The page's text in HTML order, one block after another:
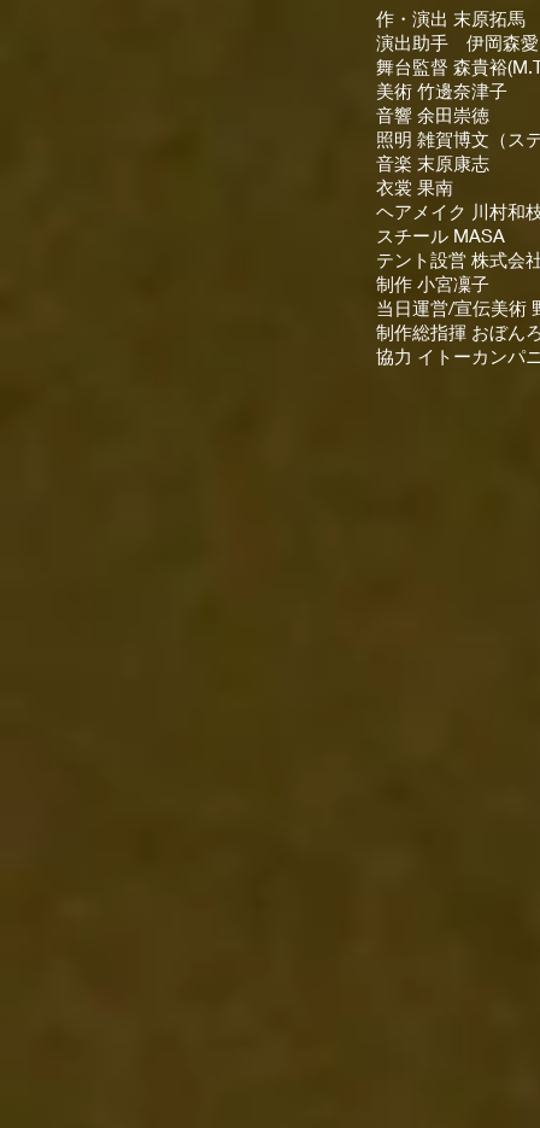
作・演出 末原拓馬
演出助手 伊岡森
舞台監督 森貴裕
美術 竹邊奈津子
音響 余田崇徳
照明 雑賀博文（ス
音楽 末原康志
衣裳 果南
ヘアメイク 川村和
スチール MASA
テント設営 株式会
制作 小宮凜子
当日運営/宣伝美術
制作総指揮 おぼん
協力 イトーカンパ